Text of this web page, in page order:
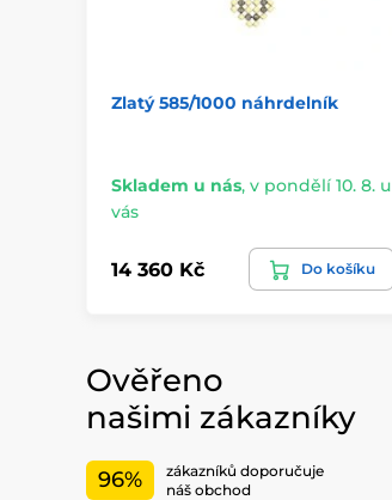
Zlatý 585/1000 náhrdelník
Skladem u nás, v pondělí 10. 8. u
vás
14 360 Kč Do košíku
Ověřeno
našimi zákazníky
96%
zákazníků doporučuje
náš obchod